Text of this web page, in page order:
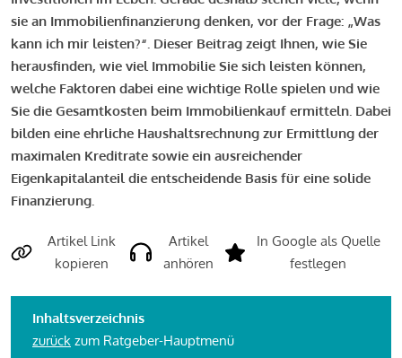
sie an Immobilienfinanzierung denken, vor der Frage: „Was
kann ich mir leisten?“. Dieser Beitrag zeigt Ihnen, wie Sie
herausfinden, wie viel Immobilie Sie sich leisten können,
welche Faktoren dabei eine wichtige Rolle spielen und wie
Sie die Gesamtkosten beim Immobilienkauf ermitteln. Dabei
bilden eine ehrliche Haushaltsrechnung zur Ermittlung der
maximalen Kreditrate sowie ein ausreichender
Eigenkapitalanteil die entscheidende Basis für eine solide
Finanzierung.
Artikel Link
kopieren
Artikel
anhören
In Google als Quelle
festlegen
Inhaltsverzeichnis
zurück zum Ratgeber-Hauptmenü